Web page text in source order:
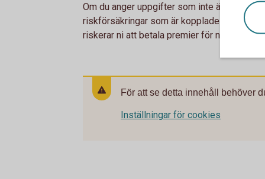
Om du anger uppgifter som inte är sanna
riskförsäkringar som är kopplade till
riskerar ni att betala premier för något ni
För att se detta innehåll behöver
Inställningar för cookies